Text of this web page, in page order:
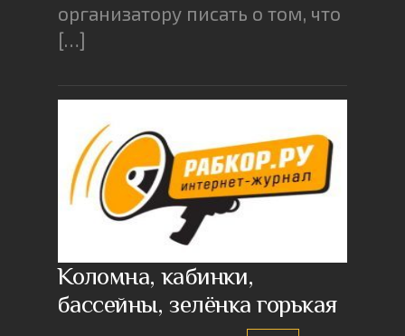
организатору писать о том, что
[…]
Коломна, кабинки,
бассейны, зелёнка горькая